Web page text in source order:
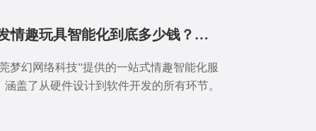
开发情趣玩具智能化到底多少钱？两种方案一看就懂
梦幻网络科技”提供的一站式情趣智能化服
涵盖了从硬件设计到软件开发的所有环节。